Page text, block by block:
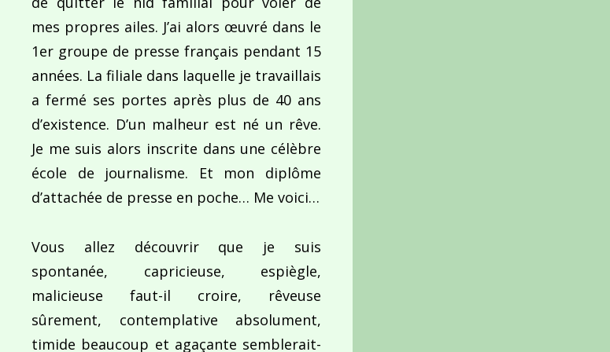
mes propres ailes. J’ai alors œuvré dans le
1er groupe de presse français pendant 15
années. La filiale dans laquelle je travaillais
a fermé ses portes après plus de 40 ans
d’existence. D’un malheur est né un rêve.
Je me suis alors inscrite dans une célèbre
école de journalisme. Et mon diplôme
d’attachée de presse en poche… Me voici…
Vous allez découvrir que je suis
spontanée, capricieuse, espiègle,
malicieuse faut-il croire, rêveuse
sûrement, contemplative absolument,
timide beaucoup et agaçante semblerait-